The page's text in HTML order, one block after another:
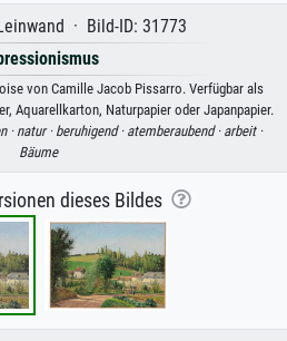
· Bild-ID: 31773
von Camille Jacob Pissarro. Verfügbar als
Aquarellkarton, Naturpapier oder Japanpapier.
·natur · beruhigend · atemberaubend · arbeit ·
Bäume
dieses Bildes